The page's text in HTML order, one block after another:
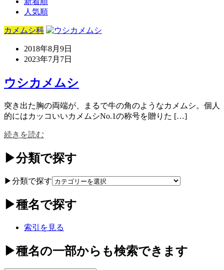
人気順
カメムシ科
2018年8月9日
2023年7月7日
ウシカメムシ
突き出た胸の両端が、まるで牛の角のようなカメムシ。個人
的にはカッコいいカメムシNo.1の称号を贈りた […]
続きを読む
▶分類で探す
▶分類で探す
▶種名で探す
索引を見る
▶種名の一部からも検索できます